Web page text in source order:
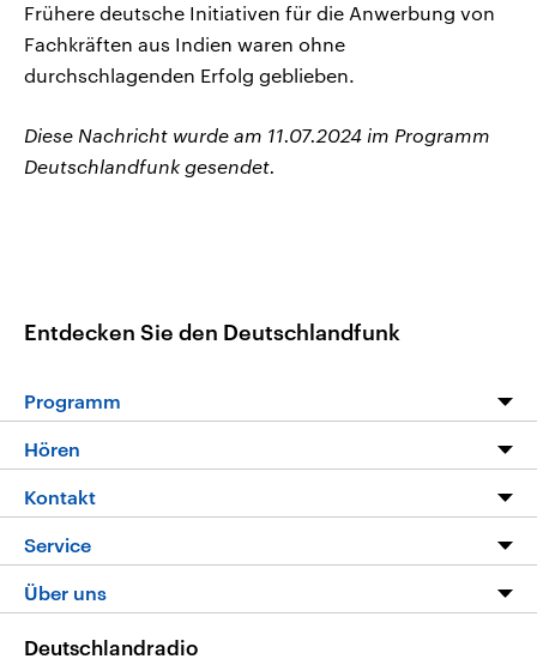
Frühere deutsche Initiativen für die Anwerbung von
Fachkräften aus Indien waren ohne
durchschlagenden Erfolg geblieben.
Diese Nachricht wurde am 11.07.2024 im Programm
Deutschlandfunk gesendet.
Entdecken Sie den Deutschlandfunk
Programm
Programm
Die Nachrichten
Nachrichtenleicht
Neue Beiträge auf dlf.de
Hören
Livestream
Podcasts
Deutschlandfunk App
Nachrichten App
Kontakt
Hörerservice
Service
FAQ
Über uns
Deutschlandradio